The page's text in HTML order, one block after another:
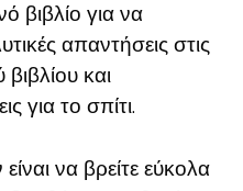
βιβλίο για να
απαντήσεις στις
και
για το σπίτι.
να βρείτε εύκολα